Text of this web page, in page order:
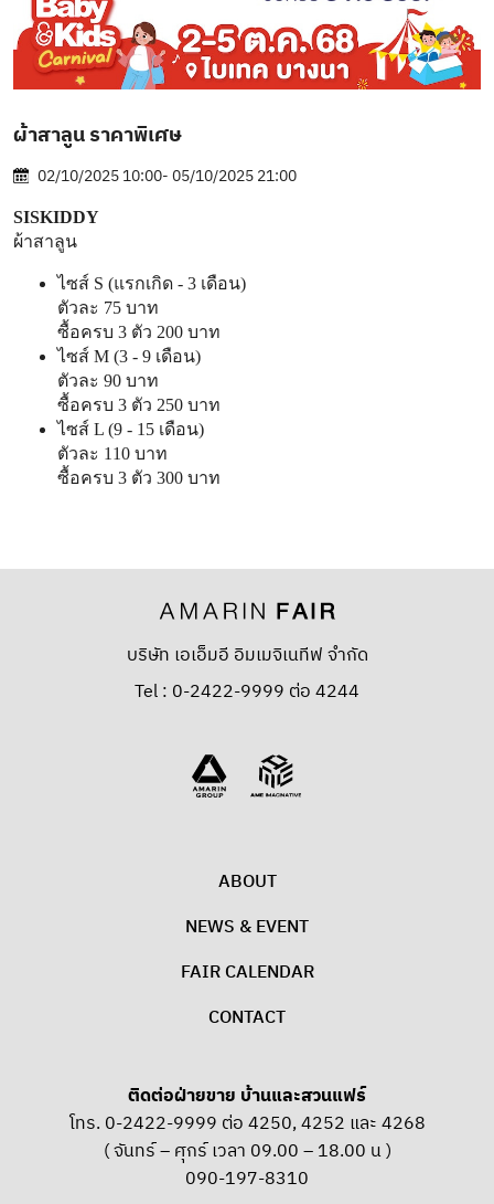
ผ้าสาลูน ราคาพิเศษ
02/10/2025 10:00- 05/10/2025 21:00
SISKIDDY
ผ้าสาลูน
ไซส์ S (แรกเกิด - 3 เดือน)
ตัวละ 75 บาท
ซื้อครบ 3 ตัว 200 บาท
ไซส์ M (3 - 9 เดือน)
ตัวละ 90 บาท
ซื้อครบ 3 ตัว 250 บาท
ไซส์ L (9 - 15 เดือน)
ตัวละ 110 บาท
ซื้อครบ 3 ตัว 300 บาท
บริษัท เอเอ็มอี อิมเมจิเนทีฟ จำกัด
Tel : 0-2422-9999 ต่อ 4244
ABOUT
NEWS & EVENT
FAIR CALENDAR
CONTACT
ติดต่อฝ่ายขาย บ้านและสวนแฟร์
โทร. 0-2422-9999 ต่อ 4250, 4252 และ 4268
( จันทร์ – ศุกร์ เวลา 09.00 – 18.00 น )
090-197-8310